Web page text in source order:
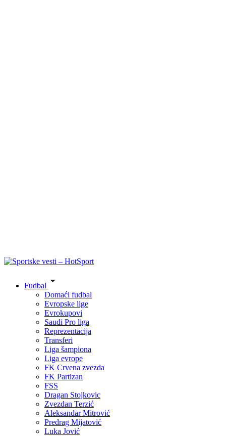
Fudbal
Domaći fudbal
Evropske lige
Evrokupovi
Saudi Pro liga
Reprezentacija
Transferi
Liga šampiona
Liga evrope
FK Crvena zvezda
FK Partizan
FSS
Dragan Stojkovic
Zvezdan Terzić
Aleksandar Mitrović
Predrag Mijatović
Luka Jović